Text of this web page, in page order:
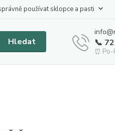
používat sklopce a pasti
Hledat 📞
⏰